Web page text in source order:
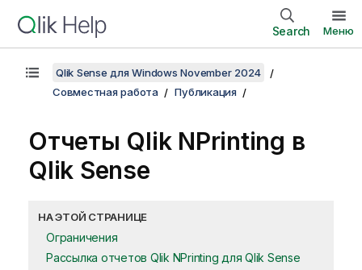
Search Меню
Qlik Sense для Windows November 2024
Совместная работа
Публикация
Отчеты Qlik NPrinting в
Qlik Sense
НА ЭТОЙ СТРАНИЦЕ
Ограничения
Рассылка отчетов Qlik NPrinting для Qlik Sense